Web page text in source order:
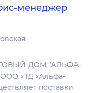
менеджер
ДОМ "АЛЬФА-
«ТД «Альфа-
поставки